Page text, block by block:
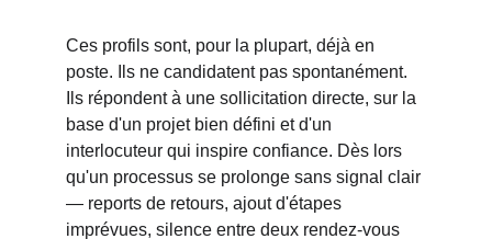
Ces profils sont, pour la plupart, déjà en
poste. Ils ne candidatent pas spontanément.
Ils répondent à une sollicitation directe, sur la
base d'un projet bien défini et d'un
interlocuteur qui inspire confiance. Dès lors
qu'un processus se prolonge sans signal clair
— reports de retours, ajout d'étapes
imprévues, silence entre deux rendez-vous